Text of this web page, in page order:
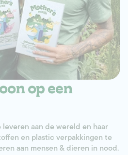
op een
aan de wereld en haar
en plastic verpakkingen te
aan mensen & dieren in nood.